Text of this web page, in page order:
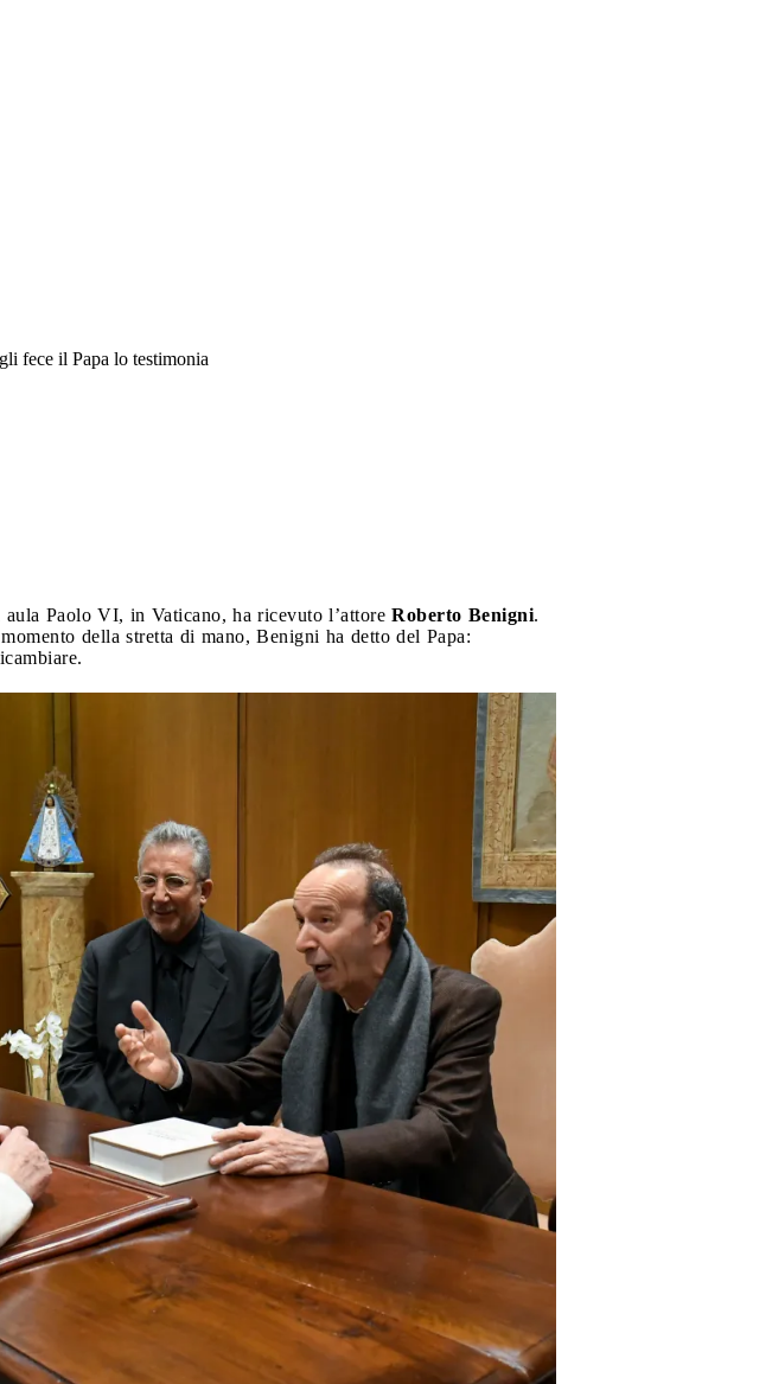
fece il Papa lo testimonia
Paolo VI, in Vaticano, ha ricevuto l’attore Roberto Benigni.
della stretta di mano, Benigni ha detto del Papa: